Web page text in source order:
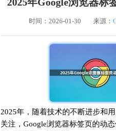
时间：2026-01-30 来源：
2025年，随着技术的不断进步和
关注，Google浏览器标签页的动